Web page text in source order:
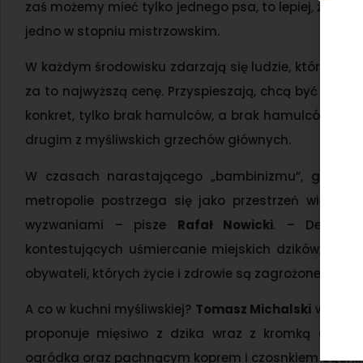
zaś możemy mieć tylko jednego psa, to lepiej, żeby
jedno w stopniu mistrzowskim.
W każdym środowisku zdarzają się ludzie, którzy
za to najwyższą cenę. Przyspieszają, chcą być
konkret, tylko brak hamulców, a brak hamulców
drugim z myśliwskich grzechów głównych.
W czasach narastającego „bambinizmu”, gdy
metropolie postrzega się jako przestrzeń
wyzwaniami – pisze Rafał Nowicki. –
kontestujących uśmiercanie miejskich dzików, a z
obywateli, których życie i zdrowie są zagrożone.
A co w kuchni myśliwskiej? Tomasz Michalski wrzuca
proponuje mięsiwo z dzika wraz z kromką
ogródka oraz pachnącym koprem i czosnkiem